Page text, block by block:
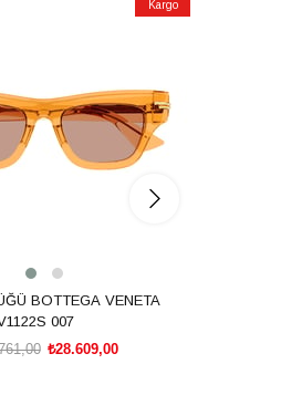
Kargo
BOTTEGA VENETA
007
₺28.609,00